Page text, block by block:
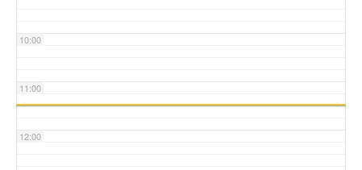
10:00
11:00
12:00